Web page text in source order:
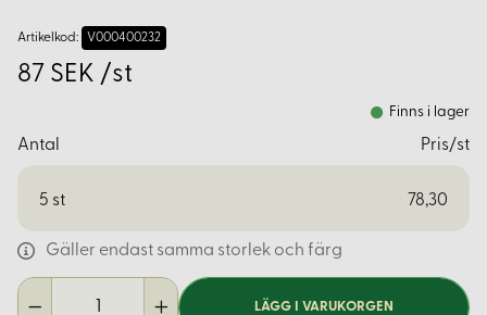
Artikelkod: V000400232
87 SEK /st
Finns i lager
Antal Pris/st
5 st 78,30
Gäller endast samma storlek och färg
LÄGG I VARUKORGEN